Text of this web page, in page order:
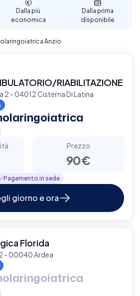
Dalla più
economica
Dalla prima
disponibile
Anzio
RIABILITAZIONE
2 - 04012 Cisterna Di Latina
Prezzo
90€
Pagamento in sede
giorno e ora
Florida
- 00040 Ardea